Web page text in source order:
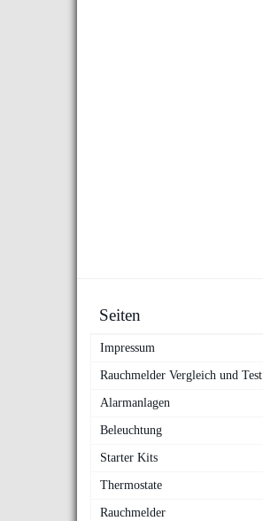
Seiten
Impressum
Rauchmelder Vergleich und Test
Alarmanlagen
Beleuchtung
Starter Kits
Thermostate
Rauchmelder